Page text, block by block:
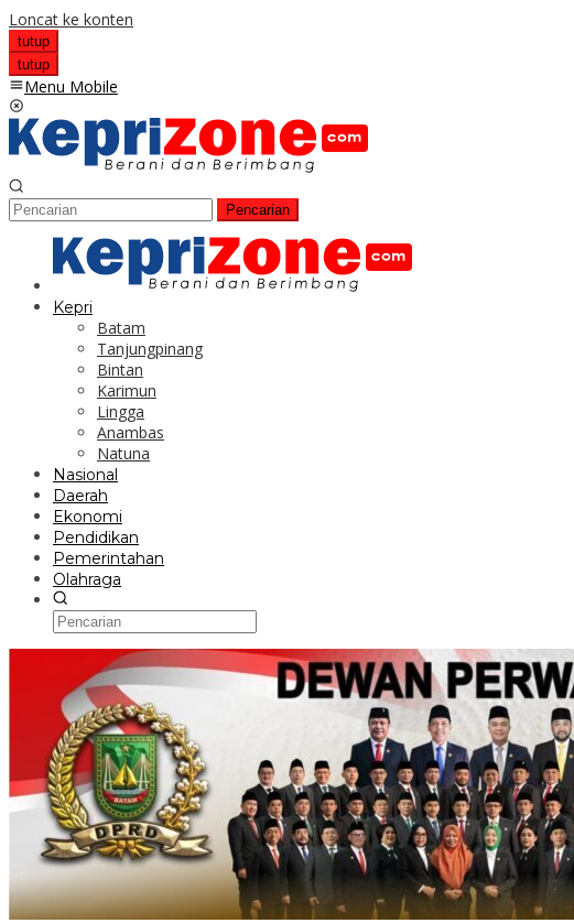
Loncat ke konten
tutup
tutup
Menu Mobile
Pencarian
Kepri
Batam
Tanjungpinang
Bintan
Karimun
Lingga
Anambas
Natuna
Nasional
Daerah
Ekonomi
Pendidikan
Pemerintahan
Olahraga